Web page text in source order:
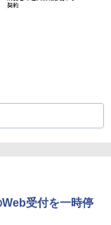
受付を一時停